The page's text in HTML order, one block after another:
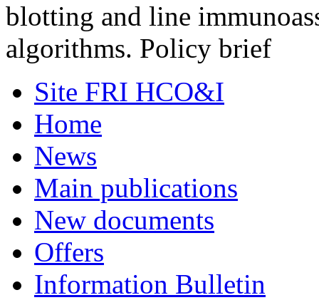
blotting and line
algorithms. Policy brief
Site FRI HCO&I
Home
News
Main publications
New documents
Offers
Information Bulletin